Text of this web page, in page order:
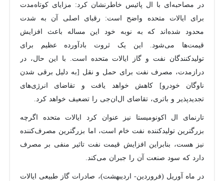
در مصاحبه‌ای با ال پائیس خاطرنشان کرد: مزایای کوتاه‌مدت
برای ایالات متحده واضح است: رقبای اصلی آن به شدت
محدود شده‌اند که به نوبه خود این مساله باعث افزایش
قیمت‌ها می‌شود. این یک ثروت بادآورده عظیم برای
تولیدکنندگان نفت و گاز ایالات متحده است. با این حال، در
درازمدت، مصرف نفت برای حمل و نقل [به دلیل برقی شدن
ناوگان خودرو] کاهش خواهد یافت و تقاضای انرژی‌های
تجدیدپذیر و باتری، تقاضای ال‌ان‌جی را تضعیف خواهد کرد.
تارنمای ال اکونومیستا نیز عنوان کرد ایالات متحده اگرچه
بزرگترین تولیدکننده نفت خام است، اما بزرگترین مصرف‌کننده
نیز هست، بنابراین افزایش قیمت نفت تاثیر منفی بر مصرف
دارد که سود صنعت آن را جبران می‌کند.
در ماه آوریل (فروردین- اردیبهشت)، صادرات گاز طبیعی ایالات